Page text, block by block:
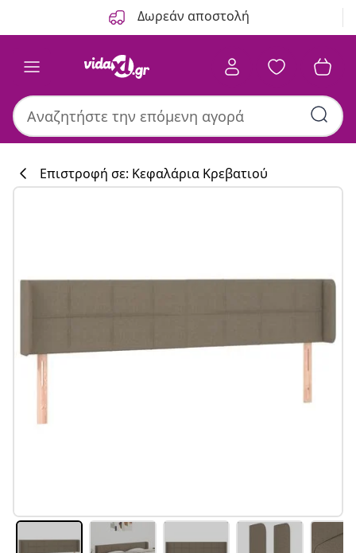
Δωρεάν αποστολή
Επιστροφή σε: Κεφαλάρια Κρεβατιού